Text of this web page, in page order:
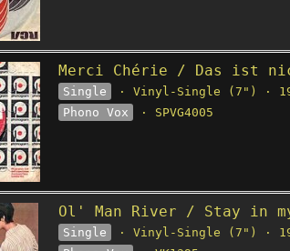
Merci Chérie / Das ist
Single
· Vinyl-Single (7") ·
Phono Vox
· SPVG4005
Ol' Man River / Stay in
Single
· Vinyl-Single (7") ·